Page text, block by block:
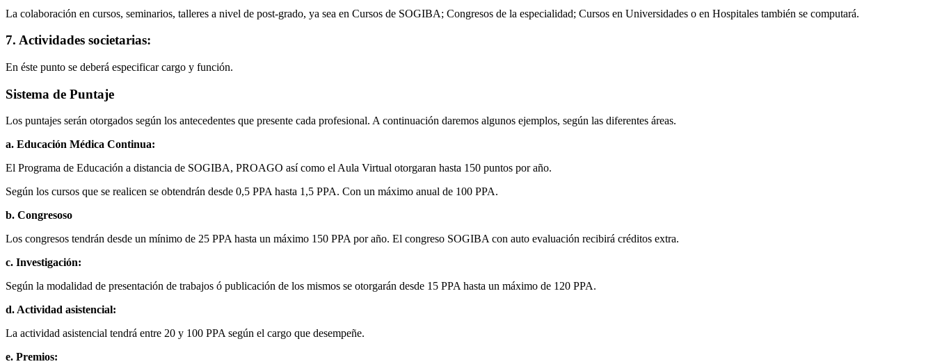
La colaboración en cursos, seminarios, talleres a nivel de post-grado, ya sea en Cursos de SOGIBA; Congresos de la especialidad; Cursos en Universidades o en Hospitales también se computará.
7. Actividades societarias:
En éste punto se deberá especificar cargo y función.
Sistema de Puntaje
Los puntajes serán otorgados según los antecedentes que presente cada profesional. A continuación daremos algunos ejemplos, según las diferentes áreas.
a. Educación Médica Continua:
El Programa de Educación a distancia de SOGIBA, PROAGO así como el Aula Virtual otorgaran hasta 150 puntos por año.
Según los cursos que se realicen se obtendrán desde 0,5 PPA hasta 1,5 PPA. Con un máximo anual de 100 PPA.
b. Congresoso
Los congresos tendrán desde un mínimo de 25 PPA hasta un máximo 150 PPA por año. El congreso SOGIBA con auto evaluación recibirá créditos extra.
c. Investigación:
Según la modalidad de presentación de trabajos ó publicación de los mismos se otorgarán desde 15 PPA hasta un máximo de 120 PPA.
d. Actividad asistencial:
La actividad asistencial tendrá entre 20 y 100 PPA según el cargo que desempeñe.
e. Premios: